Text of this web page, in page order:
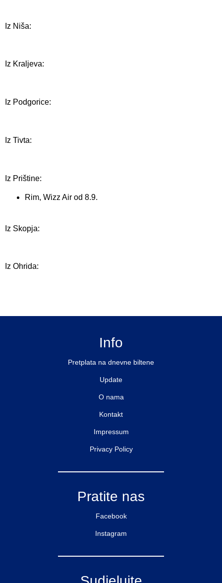
Iz Niša:
Iz Kraljeva:
Iz Podgorice:
Iz Tivta:
Iz Prištine:
Rim, Wizz Air od 8.9.
Iz Skopja:
Iz Ohrida:
Info
Pretplata na dnevne biltene
Update
O nama
Kontakt
Impressum
Privacy Policy
Pratite nas
Facebook
Instagram